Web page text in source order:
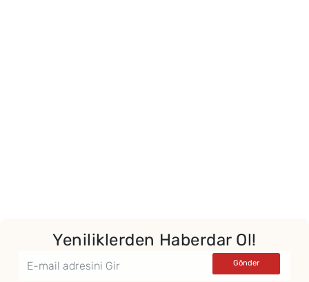
Yeniliklerden Haberdar Ol!